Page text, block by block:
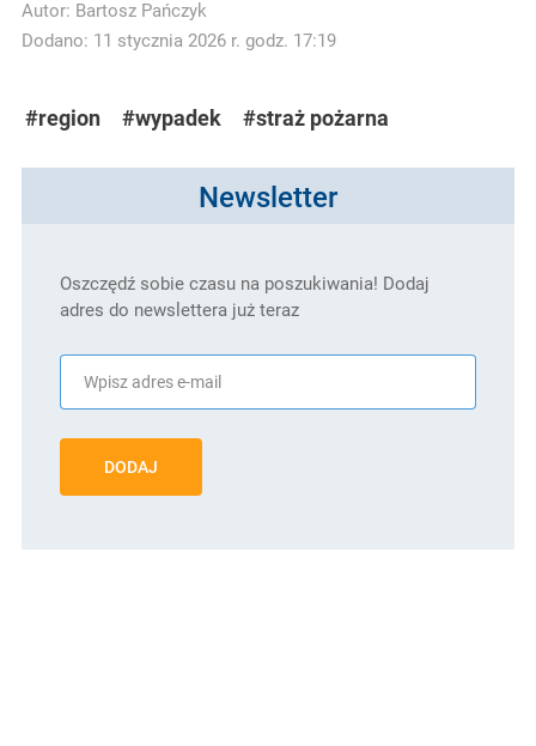
Autor: Bartosz Pańczyk
Dodano: 11 stycznia 2026 r. godz. 17:19
#region #wypadek #straż pożarna
Newsletter
Oszczędź sobie czasu na poszukiwania! Dodaj
adres do newslettera już teraz
DODAJ